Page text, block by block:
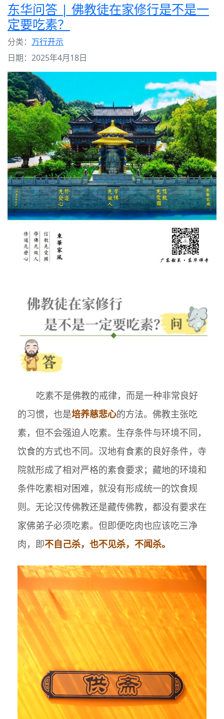
东华问答 | 佛教徒在家修行是不是一
定要吃素？
分类： 万行开示
日期：2025年4月18日
吃素不是佛教的戒律，而是一种非常良好
的习惯，也是培养慈悲心的方法。佛教主张吃
素，但不会强迫人吃素。生存条件与环境不同，
饮食的方式也不同。汉地有食素的良好条件，寺
院就形成了相对严格的素食要求；藏地的环境和
条件吃素相对困难，就没有形成统一的饮食规
则。无论汉传佛教还是藏传佛教，都没有要求在
家佛弟子必须吃素。但即便吃肉也应该吃三净
肉，即不自己杀，也不见杀，不闻杀。